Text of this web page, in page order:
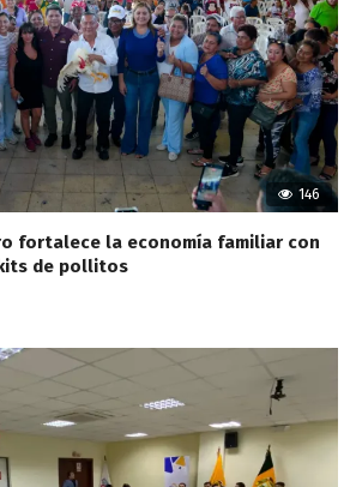
146
fortalece la economía familiar con
de pollitos